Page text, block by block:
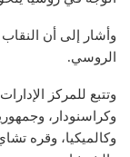
وأشار إلى أن النقاب
الروسي.
وتتبع للمركز
وكراسنودار،
وكالميكيا، وقره